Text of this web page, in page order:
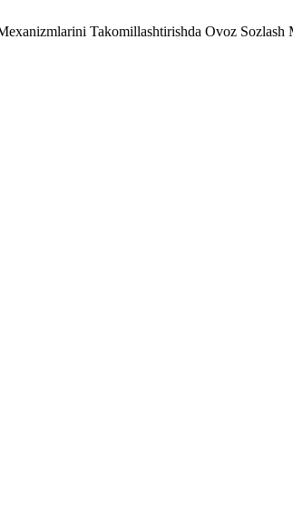
Takomillashtirishda Ovoz Sozlash